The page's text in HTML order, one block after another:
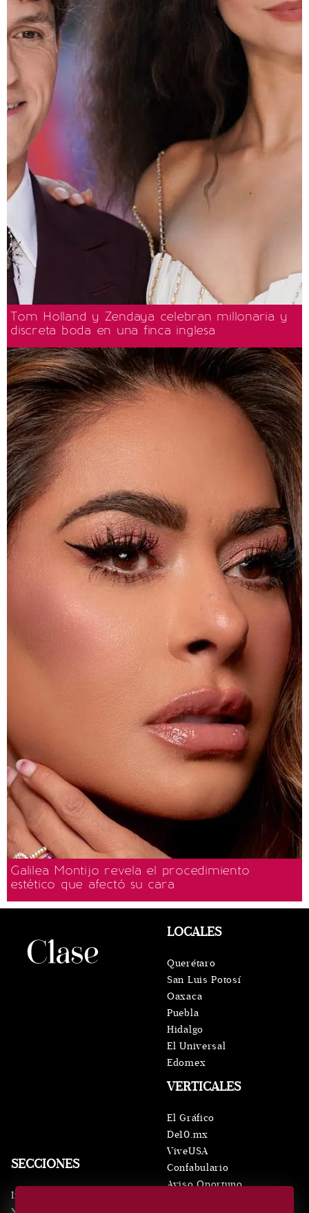
Tom Holland y Zendaya celebran millonaria y
discreta boda en una finca inglesa
Galilea Montijo revela el procedimiento
estético que afectó su cara
SECCIONES
Inicio
VERTICALES
El Gráfico
De10.mx
ViveUSA
Confabulario
Aviso Oportuno
LOCALES
Querétaro
San Luis Potosí
Oaxaca
Puebla
Hidalgo
El Universal
Edomex